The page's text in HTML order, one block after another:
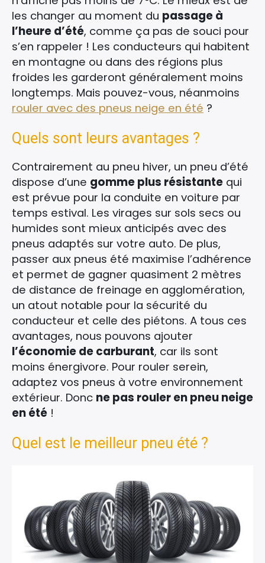
les changer au moment du passage à
l’heure d’été, comme ça pas de souci pour
s’en rappeler ! Les conducteurs qui habitent
en montagne ou dans des régions plus
froides les garderont généralement moins
longtemps. Mais pouvez-vous, néanmoins
rouler avec des pneus neige en été ?
Quels sont leurs avantages ?
Contrairement au pneu hiver, un pneu d’été
dispose d’une gomme plus résistante qui
est prévue pour la conduite en voiture par
temps estival. Les virages sur sols secs ou
humides sont mieux anticipés avec des
pneus adaptés sur votre auto. De plus,
passer aux pneus été maximise l’adhérence
et permet de gagner quasiment 2 mètres
de distance de freinage en agglomération,
un atout notable pour la sécurité du
conducteur et celle des piétons. A tous ces
avantages, nous pouvons ajouter
l’économie de carburant, car ils sont
moins énergivore. Pour rouler serein,
adaptez vos pneus à votre environnement
extérieur. Donc ne pas rouler en pneu neige
en été !
Quel est le meilleur pneu été ?
Rechercher
: